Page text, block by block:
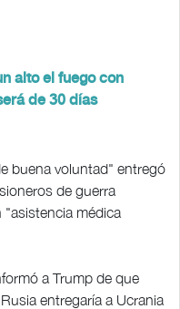
alto el fuego con
de 30 días
buena voluntad" entregó
de guerra
"asistencia médica
a Trump de que
entregaría a Ucrania